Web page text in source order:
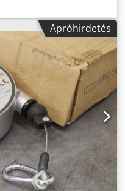
rugós dob/rugós
-Típus: BEF 325524-
-Feszültség: 415V -
-Méretek: Ø 550 x 440
Apróhirdetés